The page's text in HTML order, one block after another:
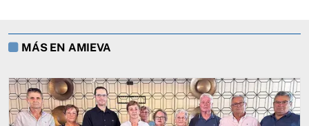
MÁS EN AMIEVA